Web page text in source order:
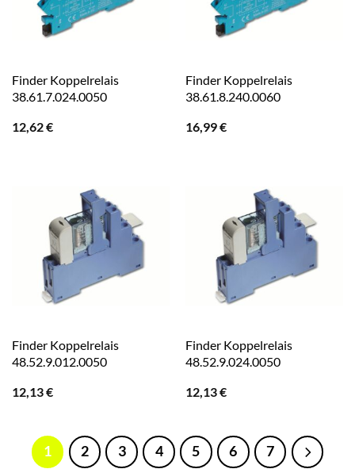
Finder Koppelrelais
38.61.7.024.0050
12,62€
Finder Koppelrelais
38.61.8.240.0060
16,99€
Finder Koppelrelais
48.52.9.012.0050
12,13€
Finder Koppelrelais
48.52.9.024.0050
12,13€
1 2 3 4 5 6 7